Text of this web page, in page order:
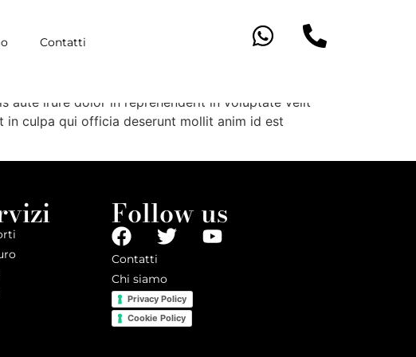
Contatti
et dolore magna aliqua. Ut enim ad minim
aute irure dolor in reprehenderit in voluptate velit
culpa qui officia deserunt mollit anim id est
Follow us
Contatti
Chi siamo
Privacy Policy
Cookie Policy